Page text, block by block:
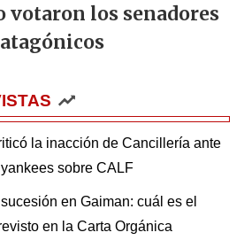
votaron los senadores
la inacción de Cancillería ante
sobre CALF
en Gaiman: cuál es el
en la Carta Orgánica